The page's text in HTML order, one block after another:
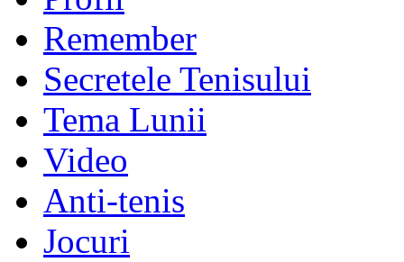
Remember
Secretele Tenisului
Tema Lunii
Video
Anti-tenis
Jocuri